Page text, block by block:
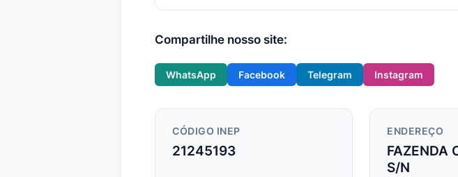
Compartilhe nosso site:
WhatsApp Facebook Telegram Instagram
CÓDIGO INEP
21245193
ENDEREÇO
FAZENDA
S/N